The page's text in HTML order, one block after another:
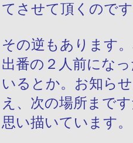
てさせて頂くので
その逆もあります
出番の２人前にな
いるとか。お知ら
え、次の場所まで
思い描いています。